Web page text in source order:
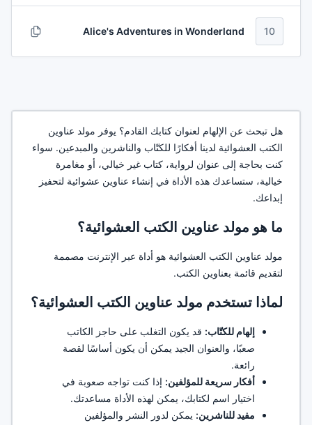
10
Alice's Adventures in Wonderland
هل تبحث عن الإلهام لعنوان كتابك القادم؟ يوفر مولد عناوين
الكتب العشوائية لدينا أفكارًا للكتّاب والناشرين والمبدعين. سواء
كنت بحاجة إلى عنوان لرواية، كتاب غير خيالي، أو مغامرة
خيالية، ستساعدك هذه الأداة في إنشاء عناوين عشوائية لتحفيز
إبداعك.
ما هو مولد عناوين الكتب العشوائية؟
مولد عناوين الكتب العشوائية هو أداة عبر الإنترنت مصممة
لتقديم قائمة بعناوين الكتب.
لماذا تستخدم مولد عناوين الكتب العشوائية؟
إلهام للكتّاب: قد يكون التغلب على حاجز الكاتب
صعبًا، والعنوان الجيد يمكن أن يكون أساسًا لقصة
رائعة.
أفكار سريعة للمؤلفين: إذا كنت تواجه صعوبة في
اختيار اسم لكتابك، يمكن لهذه الأداة مساعدتك.
مفيد للناشرين: يمكن لدور النشر والمؤلفين